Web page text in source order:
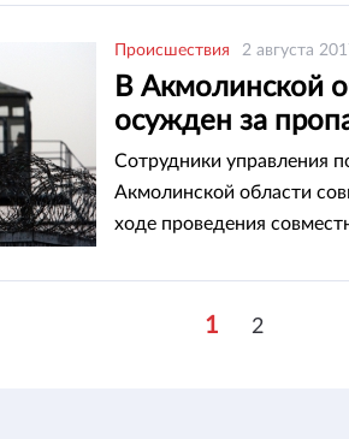
Происшествия 2 августа
В Акмолинской
осужден за
Сотрудники управления
Акмолинской области
ходе проведения
1 2